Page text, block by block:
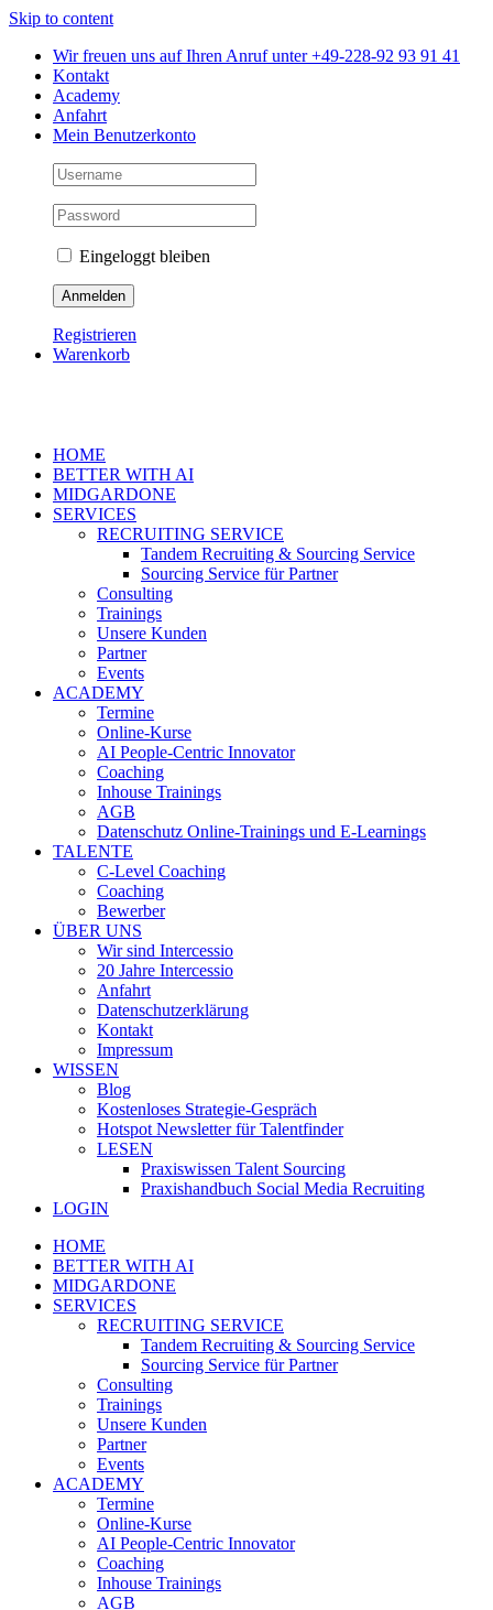
Skip to content
Wir freuen uns auf Ihren Anruf unter +49-228-92 93 91 41
Kontakt
Academy
Anfahrt
Mein Benutzerkonto
Eingeloggt bleiben
Registrieren
Warenkorb
HOME
BETTER WITH AI
MIDGARDONE
SERVICES
RECRUITING SERVICE
Tandem Recruiting & Sourcing Service
Sourcing Service für Partner
Consulting
Trainings
Unsere Kunden
Partner
Events
ACADEMY
Termine
Online-Kurse
AI People-Centric Innovator
Coaching
Inhouse Trainings
AGB
Datenschutz Online-Trainings und E-Learnings
TALENTE
C-Level Coaching
Coaching
Bewerber
ÜBER UNS
Wir sind Intercessio
20 Jahre Intercessio
Anfahrt
Datenschutzerklärung
Kontakt
Impressum
WISSEN
Blog
Kostenloses Strategie-Gespräch
Hotspot Newsletter für Talentfinder
LESEN
Praxiswissen Talent Sourcing
Praxishandbuch Social Media Recruiting
LOGIN
HOME
BETTER WITH AI
MIDGARDONE
SERVICES
RECRUITING SERVICE
Tandem Recruiting & Sourcing Service
Sourcing Service für Partner
Consulting
Trainings
Unsere Kunden
Partner
Events
ACADEMY
Termine
Online-Kurse
AI People-Centric Innovator
Coaching
Inhouse Trainings
AGB